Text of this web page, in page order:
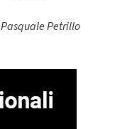
Pasquale Petrillo